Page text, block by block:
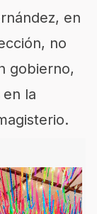
en
no
gobierno,
la